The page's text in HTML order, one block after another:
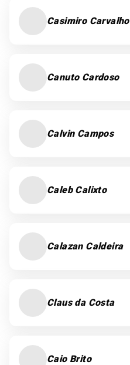
Casimiro Carvalho
Canuto Cardoso
Calvin Campos
Caleb Calixto
Calazan Caldeira
Claus da Costa
Caio Brito